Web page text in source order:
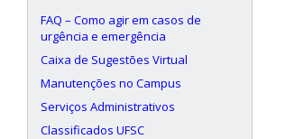
FAQ – Como agir em casos de
urgência e emergência
Caixa de Sugestões Virtual
Manutenções no Campus
Serviços Administrativos
Classificados UFSC